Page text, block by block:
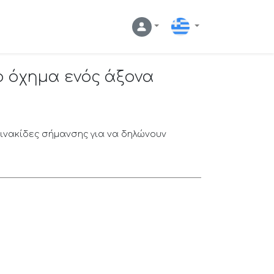
Ελληνικά
όχημα ενός άξονα
σήμανσης για να δηλώνουν